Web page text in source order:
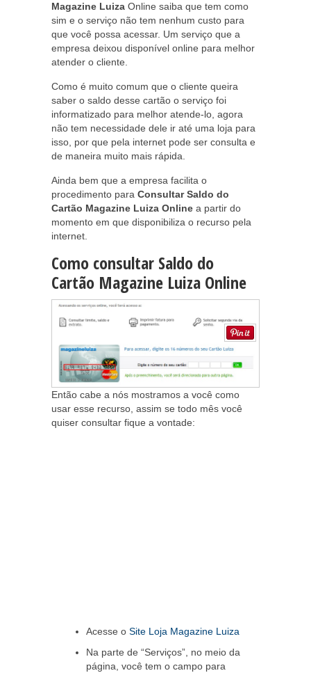
Magazine Luiza Online saiba que tem como
sim e o serviço não tem nenhum custo para
que você possa acessar. Um serviço que a
empresa deixou disponível online para melhor
atender o cliente.
Como é muito comum que o cliente queira
saber o saldo desse cartão o serviço foi
informatizado para melhor atende-lo, agora
não tem necessidade dele ir até uma loja para
isso, por que pela internet pode ser consulta e
de maneira muito mais rápida.
Ainda bem que a empresa facilita o
procedimento para Consultar Saldo do
Cartão Magazine Luiza Online a partir do
momento em que disponibiliza o recurso pela
internet.
Como consultar Saldo do
Cartão Magazine Luiza Online
Então cabe a nós mostramos a você como
usar esse recurso, assim se todo mês você
quiser consultar fique a vontade:
Acesse o Site Loja Magazine Luiza
Na parte de “Serviços”, no meio da
página, você tem o campo para